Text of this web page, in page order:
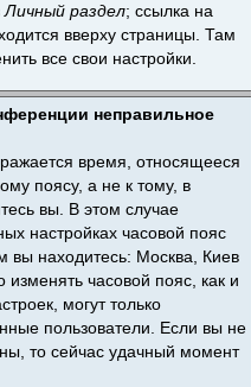
Личный раздел; ссылка на
вверху страницы. Там
все свои настройки.
неправильное
время, относящееся
поясу, а не к тому, в
вы. В этом случае
настройках часовой пояс
вы находитесь: Москва, Киев
изменять часовой пояс, как и
могут только
пользователи. Если вы не
то сейчас удачный момент